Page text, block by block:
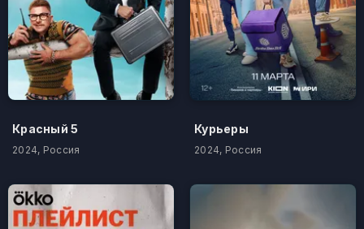
Красный 5
2024, Россия
Курьеры
2024, Россия